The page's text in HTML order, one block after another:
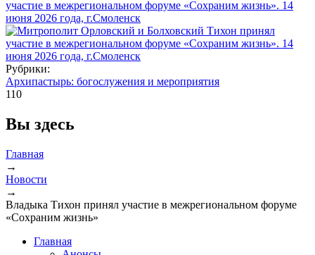
Рубрики:
Архипастырь: богослужения и мероприятия
110
Вы здесь
Главная
→
Новости
→
Владыка Тихон принял участие в межрегиональном форуме
«Сохраним жизнь»
Главная